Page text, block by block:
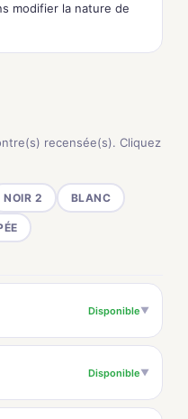
modifier la nature de
recensée(s). Cliquez
NOIR 2 BLANC
Disponible▼
Disponible▼